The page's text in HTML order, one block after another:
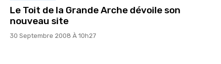
Le Toit de la Grande Arche dévoile son
nouveau site
30 Septembre 2008 À 10h27